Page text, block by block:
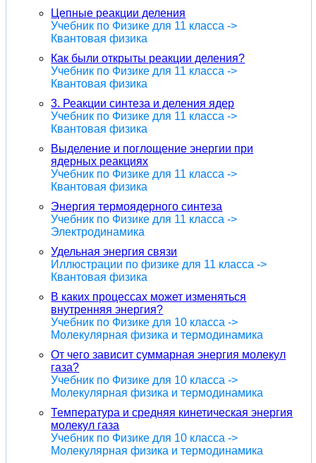
Цепные реакции деления
Учебник по Физике для 11 класса ->
Квантовая физика
Как были открыты реакции деления?
Учебник по Физике для 11 класса ->
Квантовая физика
3. Реакции синтеза и деления ядер
Учебник по Физике для 11 класса ->
Квантовая физика
Выделение и поглощение энергии при
ядерных реакциях
Учебник по Физике для 11 класса ->
Квантовая физика
Энергия термоядерного синтеза
Учебник по Физике для 11 класса ->
Электродинамика
Удельная энергия связи
Иллюстрации по физике для 11 класса ->
Квантовая физика
В каких процессах может изменяться
внутренняя энергия?
Учебник по Физике для 10 класса ->
Молекулярная физика и термодинамика
От чего зависит суммарная энергия молекул
газа?
Учебник по Физике для 10 класса ->
Молекулярная физика и термодинамика
Температура и средняя кинетическая энергия
молекул газа
Учебник по Физике для 10 класса ->
Молекулярная физика и термодинамика